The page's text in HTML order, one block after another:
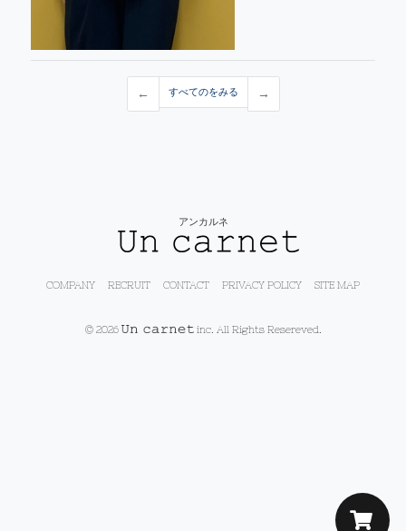
← すべてのをみる →
アンカルネ
COMPANY RECRUIT CONTACT PRIVACY POLICY SITE MAP
© 2026 inc. All Rights Resereved.